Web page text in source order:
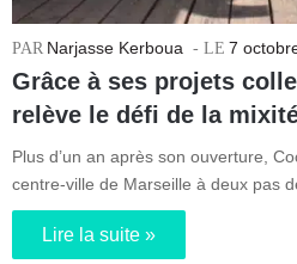
Narjasse Kerboua 7
Grâce à ses projets
relève le défi de la
Plus d’un an après son ouverture,
centre-ville de Marseille à deux pas
Lire la suite »